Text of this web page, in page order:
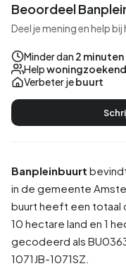
Banpleinbuurt
in de gemeente
buurt heeft een totaal
10 hectare land en 1
gecodeerd als
1071JB-1071SZ.
Beoordeel
Deel je mening en help
Minder dan 2 minuten
Help
Verbeter jebuurt